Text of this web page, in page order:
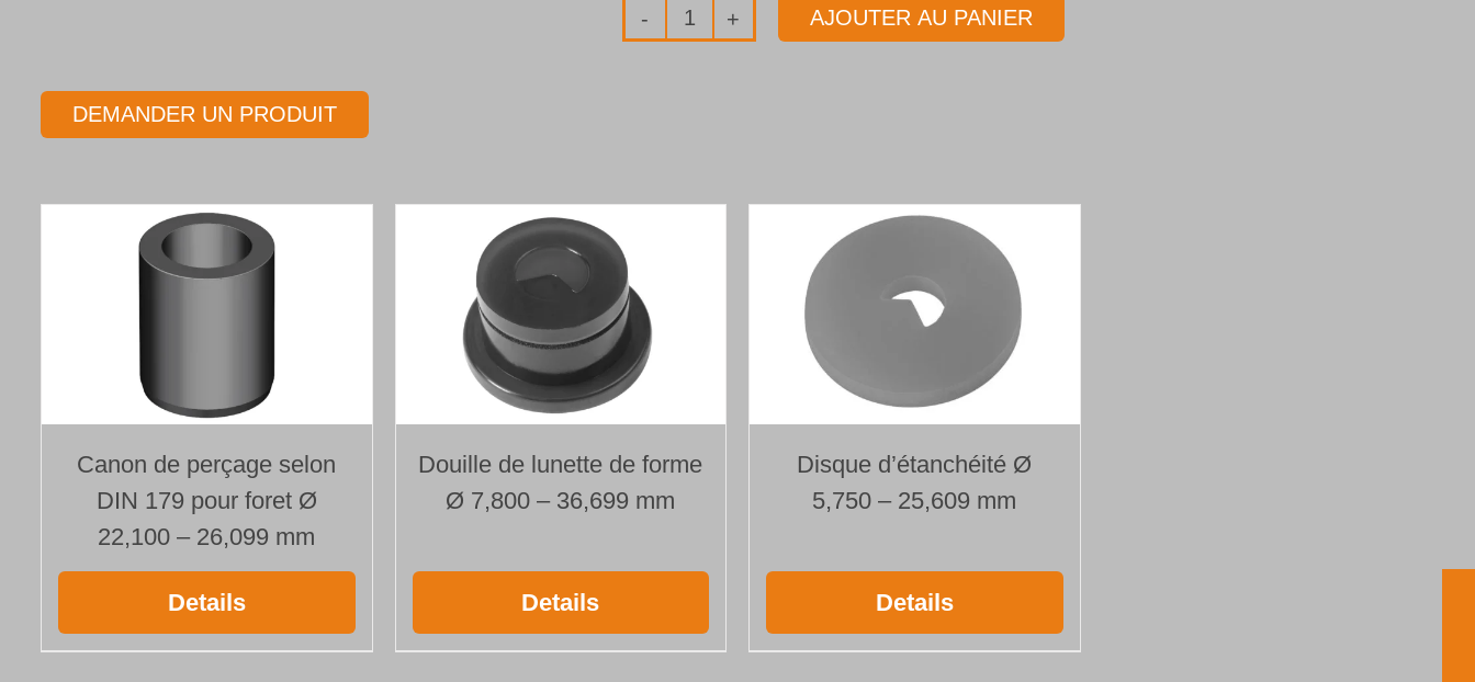
quantité
Longueur 1000 mm
AJOUTER AU PANIER
DEMANDER UN PRODUIT
Canon de perçage selon
DIN 179 pour foret Ø
22,100 – 26,099 mm
Details
Douille de lunette de forme
Ø 7,800 – 36,699 mm
Details
Disque d’étanchéité Ø
5,750 – 25,609 mm
Details